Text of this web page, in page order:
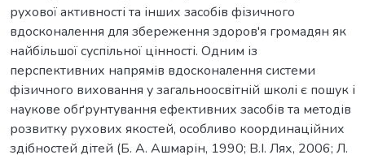
рухової активності та інших засобів фізичного
вдосконалення для збереження здоров'я громадян як
найбільшої суспільної цінності. Одним із
перспективних напрямів вдосконалення системи
фізичного виховання у загальноосвітній школі є пошук і
наукове обґрунтування ефективних засобів та методів
розвитку рухових якостей, особливо координаційних
здібностей дітей (Б. А. Ашмарін, 1990; В.І. Лях, 2006; Л.